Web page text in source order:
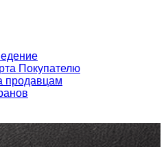
Покупателю
продавцам